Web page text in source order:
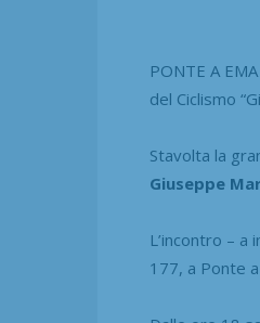
PONTE A
del Ciclismo
Stavolta la
Giuseppe
L’incontro –
177, a Ponte